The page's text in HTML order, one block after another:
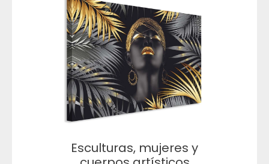
Esculturas, mujeres y